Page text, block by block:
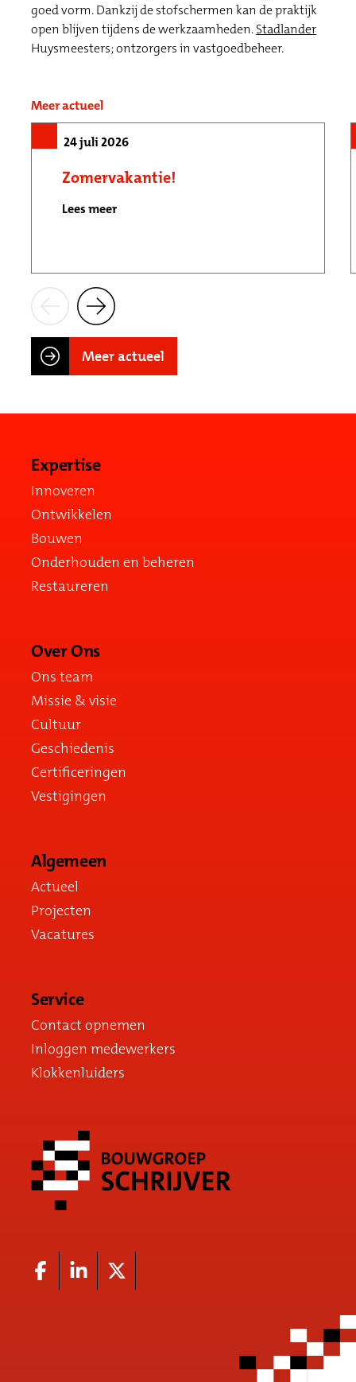
goed vorm. Dankzij de stofschermen kan de praktijk
open blijven tijdens de werkzaamheden.Stadlander
Huysmeesters; ontzorgers in vastgoedbeheer.
Meer actueel
24 juli 2026
Zomervakantie!
Lees meer
Meer actueel
Expertise
Innoveren
Ontwikkelen
Bouwen
Onderhouden en beheren
Restaureren
Over Ons
Ons team
Missie & visie
Cultuur
Geschiedenis
Certificeringen
Vestigingen
Algemeen
Actueel
Projecten
Vacatures
Service
Contact opnemen
Inloggen medewerkers
Klokkenluiders